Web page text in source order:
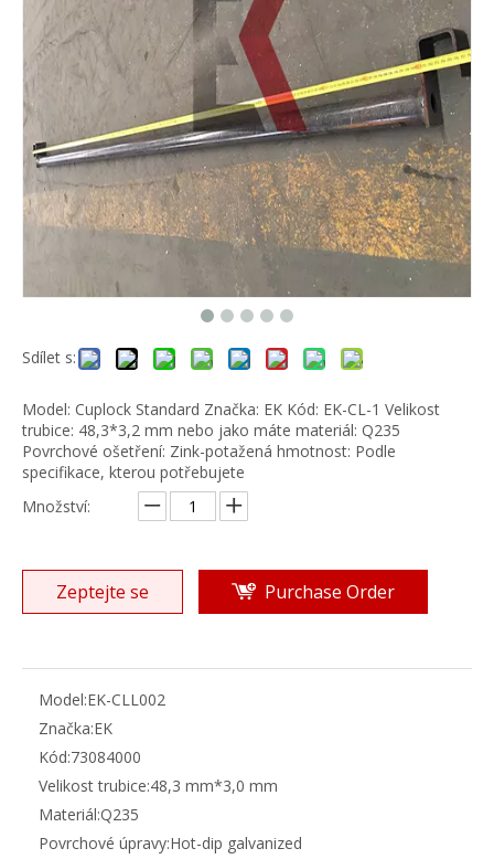
Sdílet s:
Model: Cuplock Standard Značka: EK Kód: EK-CL-1 Velikost
trubice: 48,3*3,2 mm nebo jako máte materiál: Q235
Povrchové ošetření: Zink-potažená hmotnost: Podle
specifikace, kterou potřebujete
Množství:
Zeptejte se Purchase Order
Model:EK-CLL002
Značka:EK
Kód:73084000
Velikost trubice:48,3 mm*3,0 mm
Materiál:Q235
Povrchové úpravy:Hot-dip galvanized